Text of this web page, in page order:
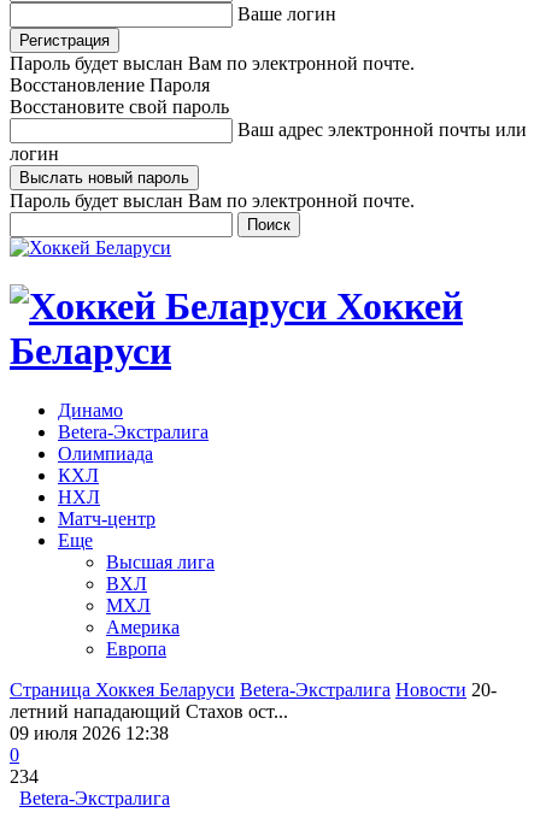
Ваше логин
Пароль будет выслан Вам по электронной почте.
Восстановление Пароля
Восстановите свой пароль
Ваш адрес электронной почты или
логин
Пароль будет выслан Вам по электронной почте.
Хоккей
Беларуси
Динамо
Betera-Экстралига
Олимпиада
КХЛ
НХЛ
Матч-центр
Еще
Высшая лига
ВХЛ
МХЛ
Америка
Европа
Страница Хоккея Беларуси Betera-Экстралига Новости 20-
летний нападающий Стахов ост...
09 июля 2026 12:38
0
234
Betera-Экстралига